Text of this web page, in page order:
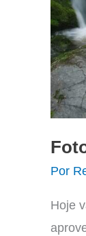
Por
Hoje